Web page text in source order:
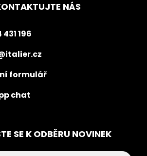
NÁS
196
formulář
chat
SE K ODBĚRU NOVINEK